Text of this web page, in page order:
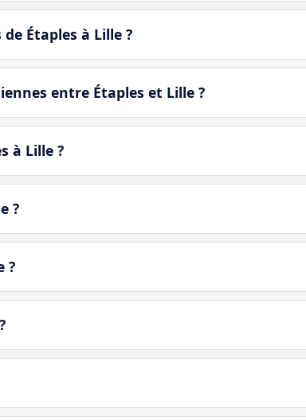
Étaples à Lille ?
entre Étaples et Lille ?
à Lille ?
?
?